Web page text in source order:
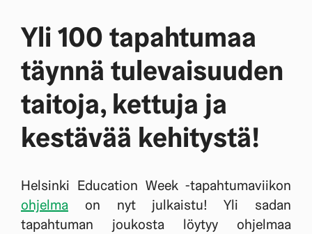
Yli 100 tapahtumaa
täynnä tulevaisuuden
taitoja, kettuja ja
kestävää kehitystä!
Helsinki Education Week -tapahtumaviikon
ohjelma on nyt julkaistu! Yli sadan
tapahtuman joukosta löytyy ohjelmaa